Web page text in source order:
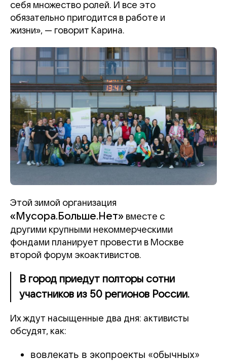
себя множество ролей. И все это
обязательно пригодится в работе и
жизни», — говорит Карина.
Этой зимой организация
«Мусора.Больше.Нет» вместе с
другими крупными некоммерческими
фондами планирует провести в Москве
второй форум экоактивистов.
В город приедут полторы сотни
участников из 50 регионов России.
Их ждут насыщенные два дня: активисты
обсудят, как:
вовлекать в экопроекты «обычных»